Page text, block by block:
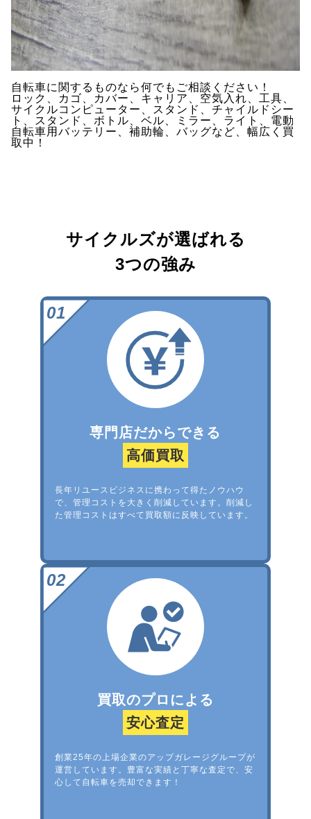
自転車に関するものなら何でもご相談ください！
ロック、カゴ、カバー、キャリア、空気入れ、工具、
サイクルコンピューター、スタンド、チャイルドシー
ト、スタンド、ボトル、ベル、ミラー、ライト、電動
自転車用バッテリー、補助輪、バッグなど、幅広く買
取中！
サイクルズが選ばれる
3つの強み
専門店だからできる
高価買取
長年リユースビジネスに携わって得たノウハウ
で、管理コストを大きく削減しています。削減し
た管理コストはすべて買取額に反映しています。
買取のプロによる
安心査定
創業25年の上場企業のアップガレージグループが
運営しています。豊富な実績と丁寧な査定で、安
心して自転車を売却できます！